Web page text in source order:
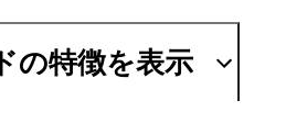
の特徴を表示